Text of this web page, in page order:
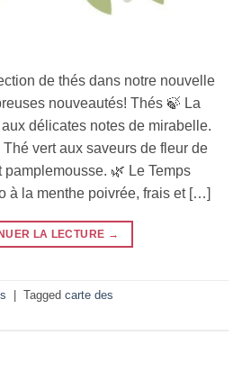
de thés dans notre nouvelle
nouveautés! Thés 🍃 La
délicates notes de mirabelle.
vert aux saveurs de fleur de
🌿 Le Temps
à la menthe poivrée, frais et […]
LA LECTURE →
Tagged carte des